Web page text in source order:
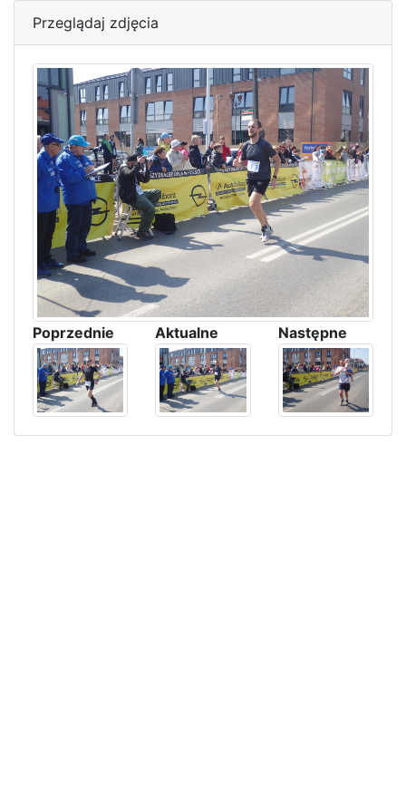
Przeglądaj zdjęcia
Poprzednie Aktualne Następne